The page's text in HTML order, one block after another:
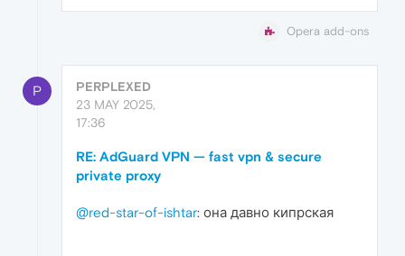
Opera add-ons
P
PERPLEXED
23 MAY 2025,
17:36
RE: AdGuard VPN — fast vpn & secure
private proxy
@red-star-of-ishtar: она давно кипрская